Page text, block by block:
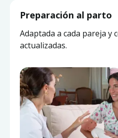
Asesoría de Lactancia
Pide ayuda a una matrona
sin salir de casa.
Preparación al parto
Adaptada a cada pareja y
actualizadas.